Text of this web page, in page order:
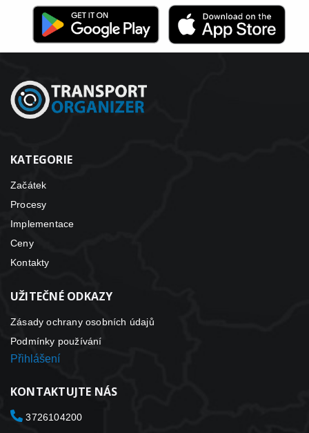
KATEGORIE
Začátek
Procesy
Implementace
Ceny
Kontakty
UŽITEČNÉ ODKAZY
Zásady ochrany osobních údajů
Podmínky používání
Přihlášení
KONTAKTUJTE NÁS
3726104200